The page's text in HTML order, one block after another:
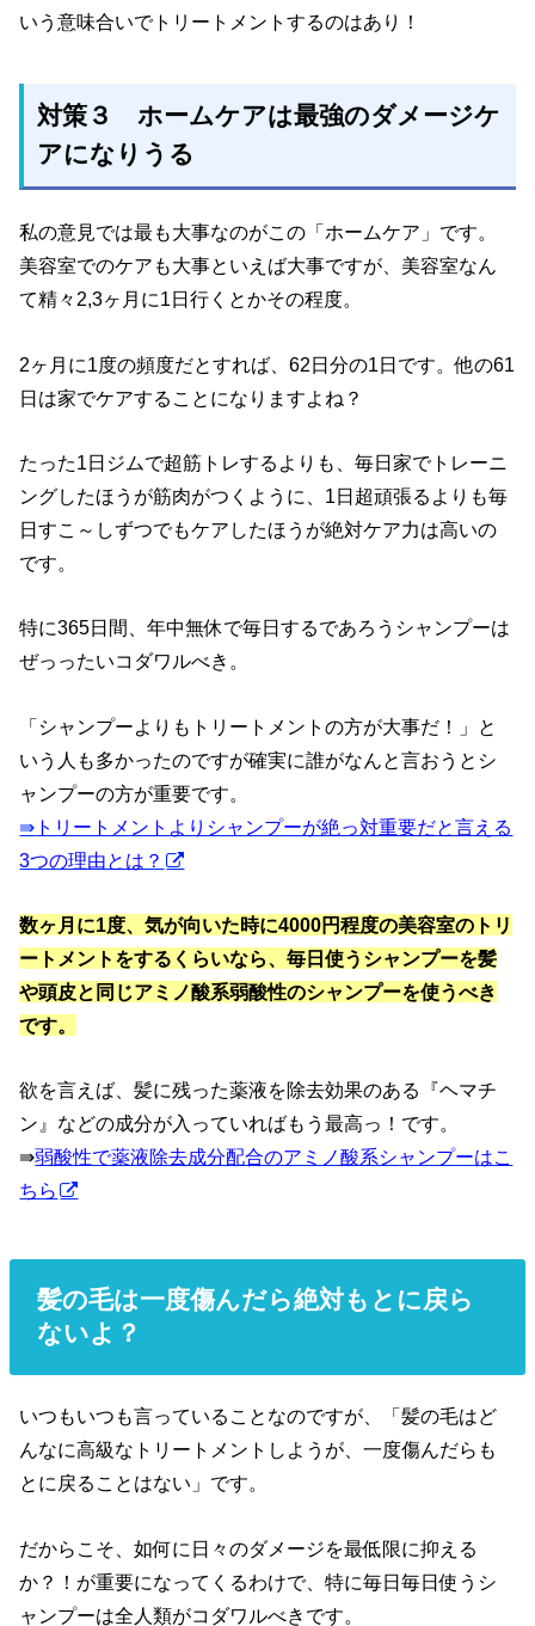
いう意味合いでトリートメントするのはあり！
対策３ ホームケアは最強のダメージケ
アになりうる
私の意見では最も大事なのがこの「ホームケア」です。
美容室でのケアも大事といえば大事ですが、美容室なん
て精々2,3ヶ月に1日行くとかその程度。
2ヶ月に1度の頻度だとすれば、62日分の1日です。他の61
日は家でケアすることになりますよね？
たった1日ジムで超筋トレするよりも、毎日家でトレーニ
ングしたほうが筋肉がつくように、1日超頑張るよりも毎
日すこ～しずつでもケアしたほうが絶対ケア力は高いの
です。
特に365日間、年中無休で毎日するであろうシャンプーは
ぜっったいコダワルべき。
「シャンプーよりもトリートメントの方が大事だ！」と
いう人も多かったのですが確実に誰がなんと言おうとシ
ャンプーの方が重要です。
⇛ トリートメントよりシャンプーが絶っ対重要だと言える
3つの理由とは？
数ヶ月に1度、気が向いた時に4000円程度の美容室のトリ
ートメントをするくらいなら、毎日使うシャンプーを髪
や頭皮と同じアミノ酸系弱酸性のシャンプーを使うべき
です。
欲を言えば、髪に残った薬液を除去効果のある『ヘマチ
ン』などの成分が入っていればもう最高っ！です。
⇛弱酸性で薬液除去成分配合のアミノ酸系シャンプーはこ
ちら
髪の毛は一度傷んだら絶対もとに戻ら
ないよ？
いつもいつも言っていることなのですが、「髪の毛はど
んなに高級なトリートメントしようが、一度傷んだらも
とに戻ることはない」です。
だからこそ、如何に日々のダメージを最低限に抑える
か？！が重要になってくるわけで、特に毎日毎日使うシ
ャンプーは全人類がコダワルべきです。